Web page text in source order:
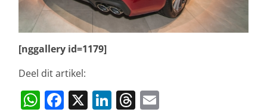
[nggallery id=1179]
Deel dit artikel:
W F X Li T